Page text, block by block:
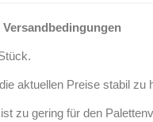
aktuellen Preise stabil
zu gering für den